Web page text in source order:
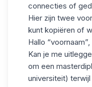
connecties of
Hier zijn twee
kunt kopiëren of
Hallo “voornaam”,
Kan je me
om een
universiteit)